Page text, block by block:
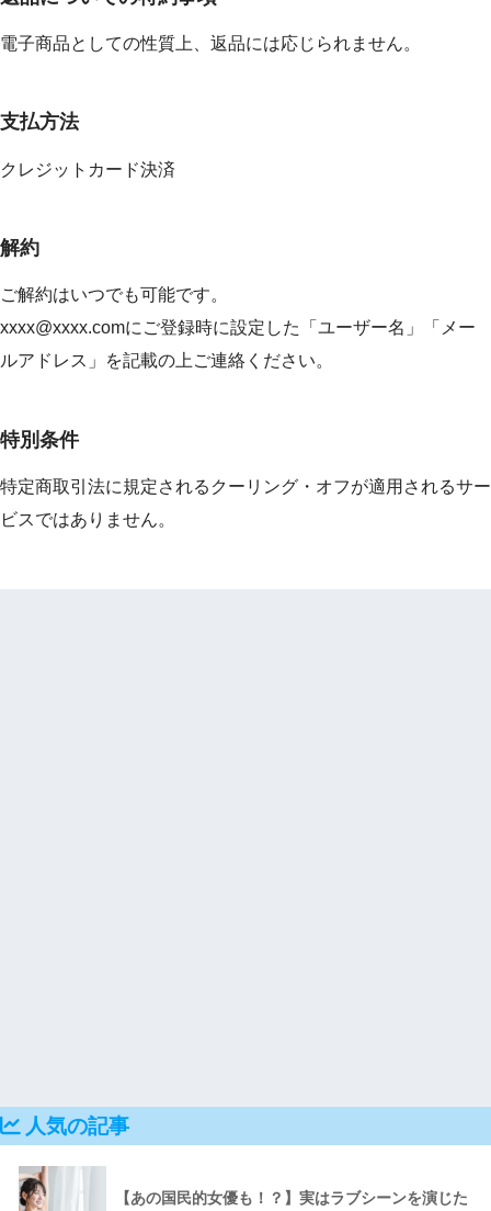
電子商品としての性質上、返品には応じられません。
支払方法
クレジットカード決済
解約
ご解約はいつでも可能です。
xxxx@xxxx.comにご登録時に設定した「ユーザー名」「メー
ルアドレス」を記載の上ご連絡ください。
特別条件
特定商取引法に規定されるクーリング・オフが適用されるサー
ビスではありません。
人気の記事
【あの国民的女優も！？】実はラブシーンを演じた